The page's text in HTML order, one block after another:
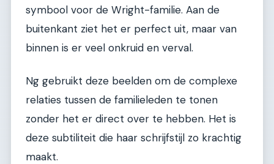
symbool voor de Wright-familie. Aan de
buitenkant ziet het er perfect uit, maar van
binnen is er veel onkruid en verval.
Ng gebruikt deze beelden om de complexe
relaties tussen de familieleden te tonen
zonder het er direct over te hebben. Het is
deze subtiliteit die haar schrijfstijl zo krachtig
maakt.